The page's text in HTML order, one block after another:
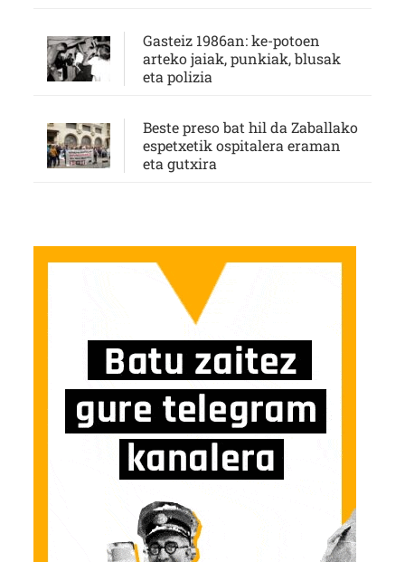
Gasteiz 1986an: ke-potoen
arteko jaiak, punkiak, blusak
eta polizia
Beste preso bat hil da Zaballako
espetxetik ospitalera eraman
eta gutxira